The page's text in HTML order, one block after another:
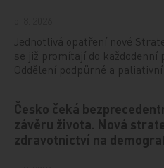
Jednotlivá opatření nové
se již promítají do
Oddělení podpůrné a paliativní
Česko čeká
závěru života. Nová
zdravotnictví na